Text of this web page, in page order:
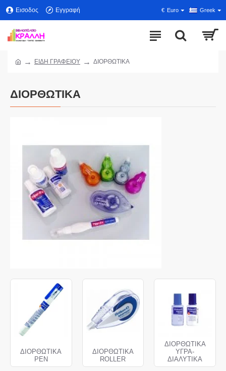
Εισοδος Εγγραφή € Euro Greek
ΕΙΔΗ ΓΡΑΦΕΙΟΥ ΔΙΟΡΘΩΤΙΚΑ
ΔΙΟΡΘΩΤΙΚΑ
ΔΙΟΡΘΩΤΙΚΑ
PEN
ΔΙΟΡΘΩΤΙΚΑ
ROLLER
ΔΙΟΡΘΩΤΙΚΑ
ΥΓΡΑ-
ΔΙΑΛΥΤΙΚΑ